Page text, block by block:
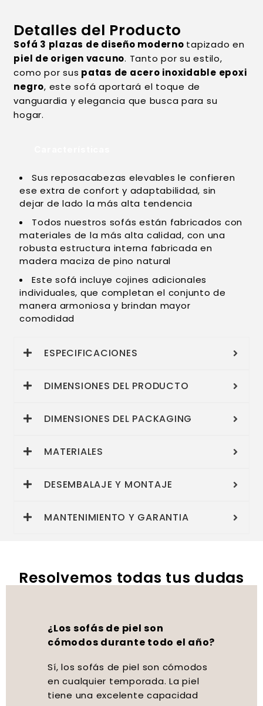
Detalles del Producto
Sofá 3 plazas de diseño moderno tapizado en
piel de origen vacuno. Tanto por su estilo,
como por sus patas de acero inoxidable epoxi
negro, este sofá aportará el toque de
vanguardia y elegancia que busca para su
hogar.
Sus reposacabezas elevables le confieren
ese extra de confort y adaptabilidad, sin
dejar de lado la más alta tendencia
Todos nuestros sofás están fabricados con
materiales de la más alta calidad, con una
robusta estructura interna fabricada en
madera maciza de pino natural
Este sofá incluye cojines adicionales
individuales, que completan el conjunto de
manera armoniosa y brindan mayor
comodidad
ESPECIFICACIONES
DIMENSIONES DEL PRODUCTO
DIMENSIONES DEL PACKAGING
MATERIALES
DESEMBALAJE Y MONTAJE
MANTENIMIENTO Y GARANTIA
Resolvemos todas tus dudas
¿Los sofás de piel son
cómodos durante todo el año?
Sí, los sofás de piel son cómodos
en cualquier temporada. La piel
tiene una excelente capacidad